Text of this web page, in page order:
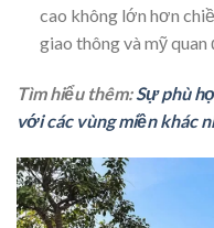
cao không lớn hơn
giao thông và mỹ quan
Tìm hiểu thêm:Sự phù
với các vùng miền khác